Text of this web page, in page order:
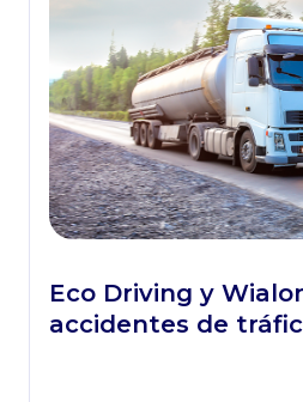
Eco Driving y
accidentes de